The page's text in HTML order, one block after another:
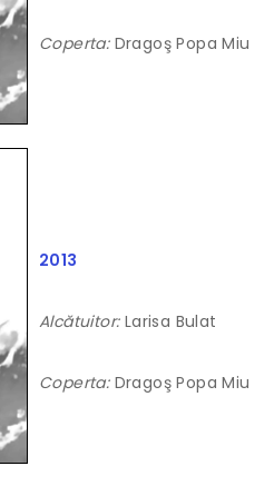
Coperta: Dragoş Popa Miu
2013
Alcătuitor: Larisa Bulat
Coperta: Dragoş Popa Miu